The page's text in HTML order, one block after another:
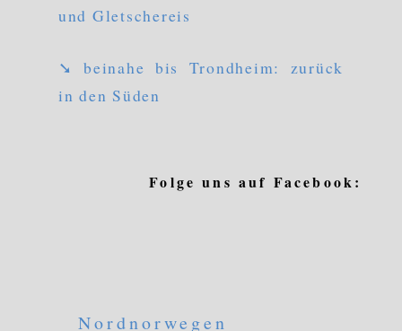
und Gletschereis
➘ beinahe bis Trondheim: zurück
in den Süden
Folge uns auf Facebook:
Nordnorwegen